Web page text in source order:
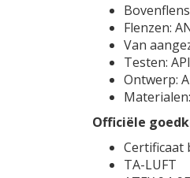
Flenzen:
Van
Testen:
Ontwerp:
Officiële
Certificaat
TA-LUFT